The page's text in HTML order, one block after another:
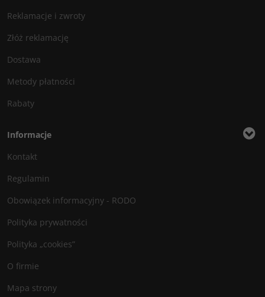
Reklamacje i zwroty
Złóż reklamację
Dostawa
Metody płatności
Rabaty
Informacje
Kontakt
Regulamin
Obowiązek informacyjny - RODO
Polityka prywatności
Polityka „cookies”
O firmie
Mapa strony